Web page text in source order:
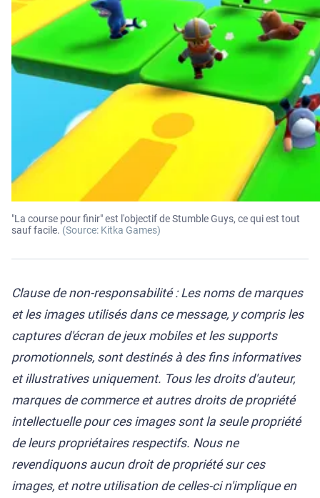
"La course pour finir" est l'objectif de Stumble Guys, ce qui est tout
sauf facile. (Source: Kitka Games)
Clause de non-responsabilité : Les noms de marques
et les images utilisés dans ce message, y compris les
captures d'écran de jeux mobiles et les supports
promotionnels, sont destinés à des fins informatives
et illustratives uniquement. Tous les droits d'auteur,
marques de commerce et autres droits de propriété
intellectuelle pour ces images sont la seule propriété
de leurs propriétaires respectifs. Nous ne
revendiquons aucun droit de propriété sur ces
images, et notre utilisation de celles-ci n'implique en